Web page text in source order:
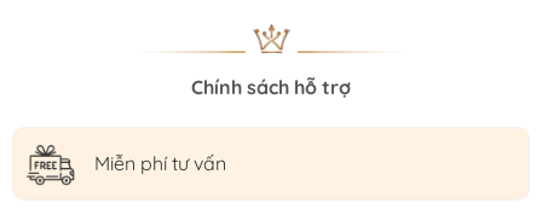
Chính sách hỗ trợ
Miễn phí tư vấn